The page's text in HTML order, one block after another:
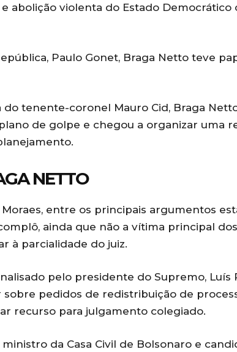
abolição violenta do Estado Democrático
Paulo Gonet, Braga Netto teve
do tenente-coronel Mauro Cid, Braga
de golpe e chegou a organizar uma
NETTO
entre os principais argumentos
ainda que não a vítima principal
à parcialidade do juiz.
pelo presidente do Supremo, Luís
pedidos de redistribuição de
recurso para julgamento colegiado.
da Casa Civil de Bolsonaro e